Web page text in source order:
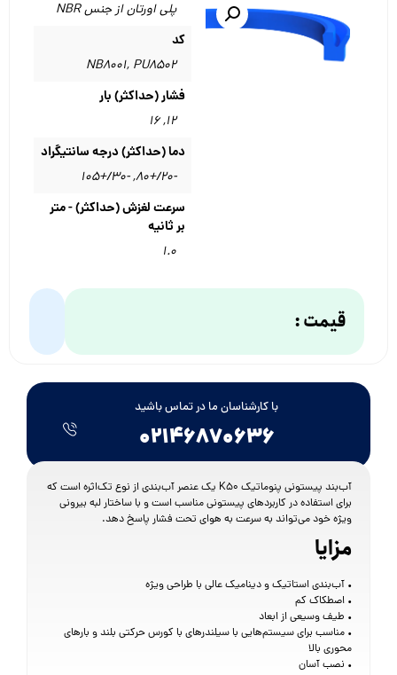
پلی اورتان از جنس NBR
کد
NB8001, PU8502
فشار (حداکثر) بار
۱۲,۱۶
دما (حداکثر) درجه سانتیگراد
-20/+80
,-۳۰/+۱۰۵
سرعت لغزش (حداکثر) - متر
بر ثانیه
۱.۰
قیمت :
با کارشناسان ما در تماس باشید
۰۲۱۴۶۸۷۰۶۳۶
آب‌بند پیستونی پنوماتیک K50 یک عنصر آب‌بندی از نوع تک‌اثره است که
برای استفاده در کاربردهای پیستونی مناسب است و با ساختار لبه بیرونی
ویژه خود می‌تواند به سرعت به هوای تحت فشار پاسخ دهد.
مزایا
• آب‌بندی استاتیک و دینامیک عالی با طراحی ویژه
• اصطکاک کم
• طیف وسیعی از ابعاد
• مناسب برای سیستم‌هایی با سیلندرهای با کورس حرکتی بلند و بارهای
محوری بالا
• نصب آسان